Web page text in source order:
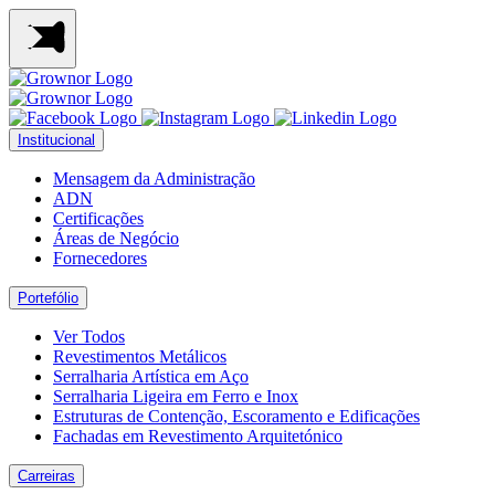
Institucional
Mensagem da Administração
ADN
Certificações
Áreas de Negócio
Fornecedores
Portefólio
Ver Todos
Revestimentos Metálicos
Serralharia Artística em Aço
Serralharia Ligeira em Ferro e Inox
Estruturas de Contenção, Escoramento e Edificações
Fachadas em Revestimento Arquitetónico
Carreiras